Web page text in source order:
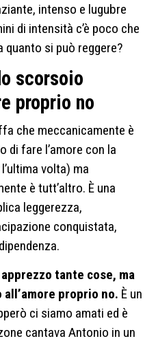
intenso e lugubre
di intensità c’è poco che
quanto si può reggere?
scorsoio
proprio no
che meccanicamente è
di fare l’amore con la
volta) ma
è tutt’altro. È una
leggerezza,
conquistata,
tante cose, ma
proprio no. È un
ci siamo amati ed è
cantava Antonio in un